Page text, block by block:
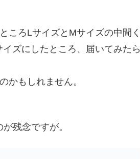
ころLサイズとMサイズの中間く
ズにしたところ、届いてみたら
かもしれません。
残念ですが。